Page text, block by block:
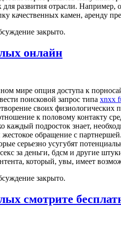
развития отрасли.
качественных камен, аренду
закрыто.
онлайн
мире опция доступа к
поисковой запрос типа xnxx
своих
к половому контакту
каждый подросток знает,
обращение с
серьезно усугубят
за деньги, бдсм и другие
который, увы, имеет
закрыто.
смотрите